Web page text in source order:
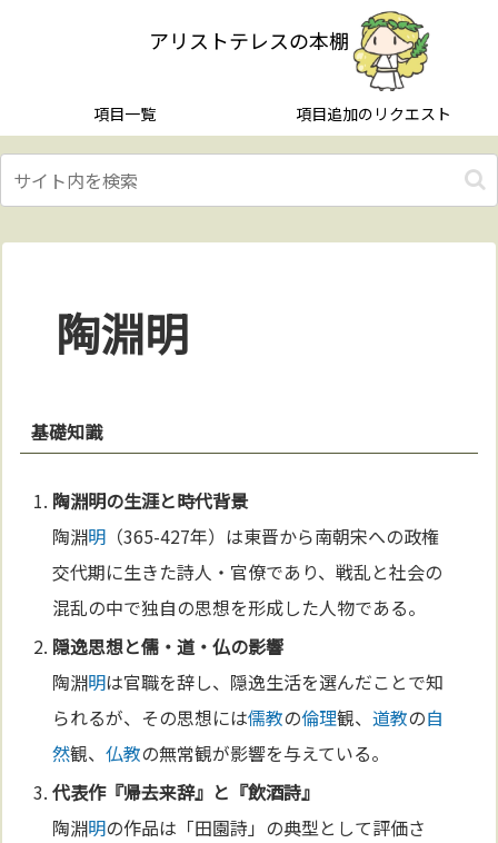
アリストテレスの本棚
項目一覧 項目追加のリクエスト
陶淵明
基礎知識
陶淵明の生涯と時代背景
陶淵明 （365-427年）は東晋から南朝宋への政権
交代期に生きた詩人・官僚であり、戦乱と社会の
混乱の中で独自の思想を形成した人物である。
隠逸思想と儒・道・仏の影響
陶淵明は官職を辞し、隠逸生活を選んだことで知
られるが、その思想には儒教の倫理観、道教の自
然観、仏教の無常観が影響を与えている。
代表作『帰去来辞』と『飲酒詩』
陶淵明の作品は「田園詩」の典型として評価さ